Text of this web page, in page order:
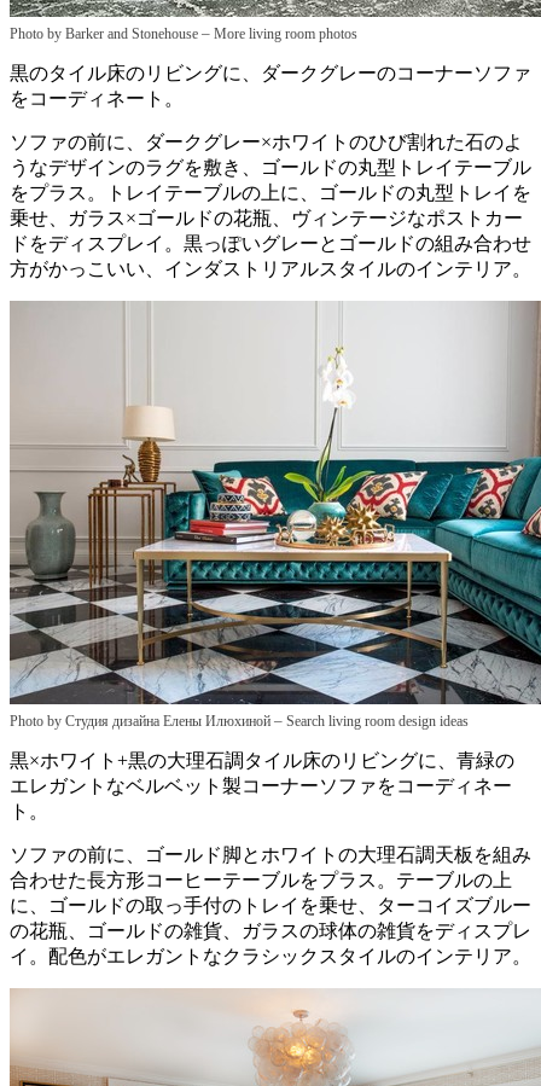
Photo by Barker and Stonehouse – More living room photos
黒のタイル床のリビングに、ダークグレーのコーナーソファ
をコーディネート。
ソファの前に、ダークグレー×ホワイトのひび割れた石のよ
うなデザインのラグを敷き、ゴールドの丸型トレイテーブル
をプラス。トレイテーブルの上に、ゴールドの丸型トレイを
乗せ、ガラス×ゴールドの花瓶、ヴィンテージなポストカー
ドをディスプレイ。黒っぽいグレーとゴールドの組み合わせ
方がかっこいい、インダストリアルスタイルのインテリア。
Photo by Студия дизайна Елены Илюхиной – Search living room design ideas
黒×ホワイト+黒の大理石調タイル床のリビングに、青緑の
エレガントなベルベット製コーナーソファをコーディネー
ト。
ソファの前に、ゴールド脚とホワイトの大理石調天板を組み
合わせた長方形コーヒーテーブルをプラス。テーブルの上
に、ゴールドの取っ手付のトレイを乗せ、ターコイズブルー
の花瓶、ゴールドの雑貨、ガラスの球体の雑貨をディスプレ
イ。配色がエレガントなクラシックスタイルのインテリア。